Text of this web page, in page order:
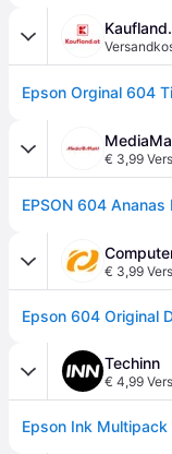
€ 3,99
€ 3,99
Techinn
€ 4,99